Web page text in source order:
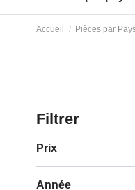
Accueil Pièces par
Filtrer
Prix
Année